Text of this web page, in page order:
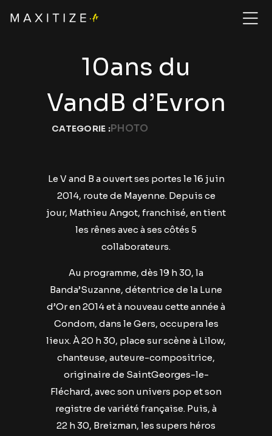
10ans du
VandB d’Evron
CATEGORIE :PHOTO
Le V and B a ouvert ses portes le 16 juin
2014, route de Mayenne. Depuis ce
jour, Mathieu Angot, franchisé, en tient
les rênes avec à ses côtés 5
collaborateurs.
Au programme, dès 19 h 30, la
Banda’Suzanne, détentrice de la Lune
d’Or en 2014 et à nouveau cette année à
Condom, dans le Gers, occupera les
lieux. À 20 h 30, place sur scène à Lilow,
chanteuse, auteure-compositrice,
originaire de SaintGeorges-le-
Fléchard, avec son univers pop et son
registre de variété française. Puis, à
22 h 30, Breizman, les supers héros